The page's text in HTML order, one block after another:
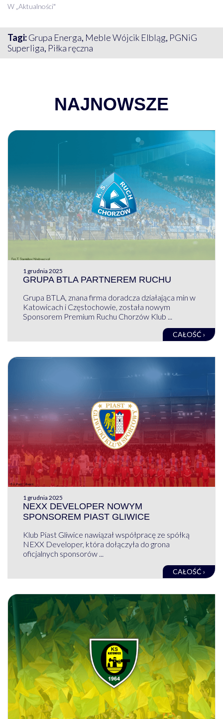
W „Aktualności"
Tagi:Grupa Energa, Meble Wójcik Elbląg, PGNiG
Superliga, Piłka ręczna
NAJNOWSZE
1 grudnia 2025
GRUPA BTLA PARTNEREM RUCHU
Grupa BTLA, znana firma doradcza działająca min w
Katowicach i Częstochowie, została nowym
Sponsorem Premium Ruchu Chorzów Klub ...
CAŁOŚĆ ›
1 grudnia 2025
NEXX DEVELOPER NOWYM
SPONSOREM PIAST GLIWICE
Klub Piast Gliwice nawiązał współpracę ze spółką
NEXX Developer, która dołączyła do grona
oficjalnych sponsorów ...
CAŁOŚĆ ›